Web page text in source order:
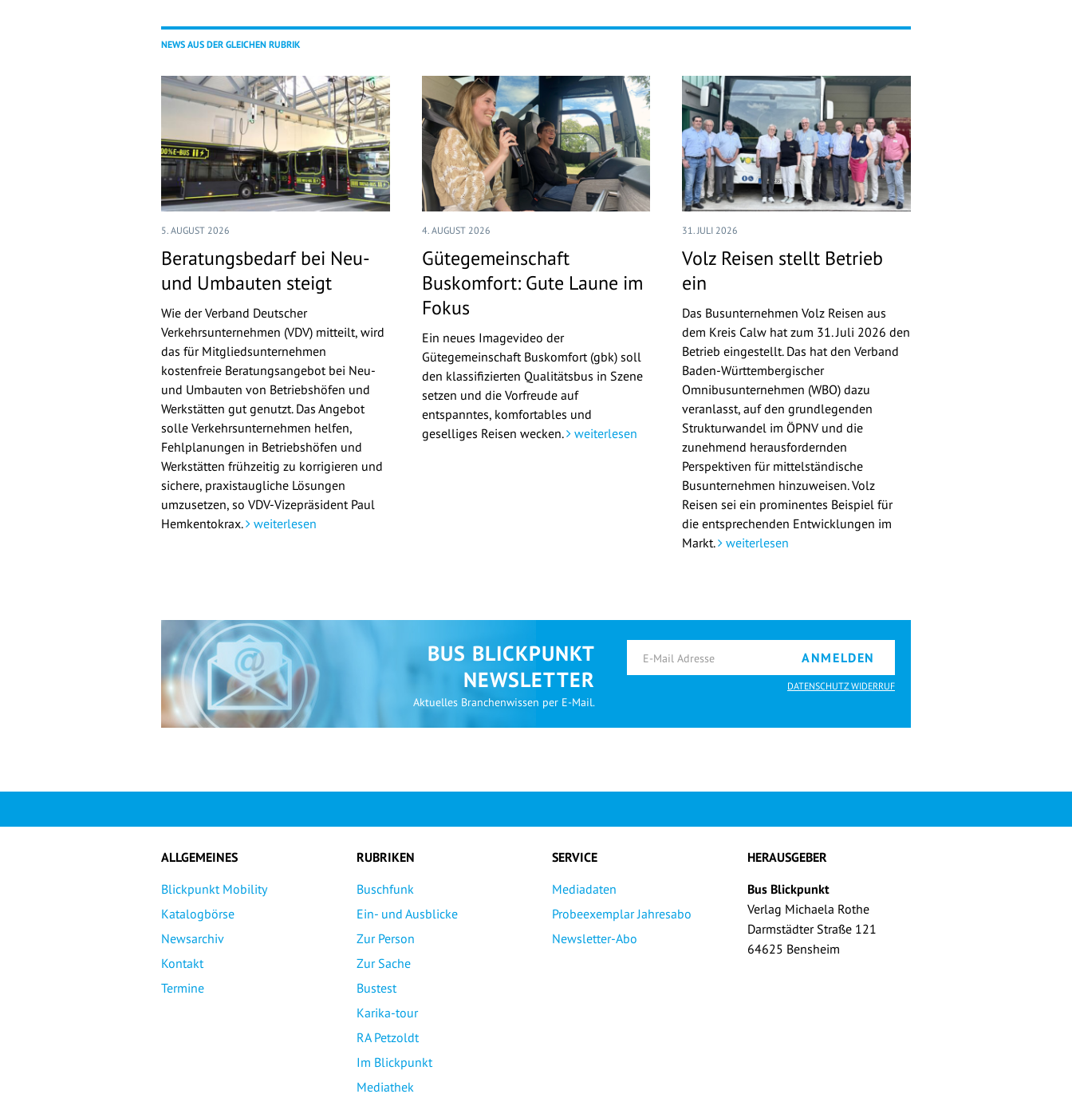
NEWS AUS DER GLEICHEN RUBRIK
5. AUGUST 2026
Beratungsbedarf bei Neu-
und Umbauten steigt
Wie der Verband Deutscher
Verkehrsunternehmen (VDV) mitteilt, wird
das für Mitgliedsunternehmen
kostenfreie Beratungsangebot bei Neu-
und Umbauten von Betriebshöfen und
Werkstätten gut genutzt. Das Angebot
solle Verkehrsunternehmen helfen,
Fehlplanungen in Betriebshöfen und
Werkstätten frühzeitig zu korrigieren und
sichere, praxistaugliche Lösungen
umzusetzen, so VDV-Vizepräsident Paul
Hemkentokrax.
weiterlesen
4. AUGUST 2026
Gütegemeinschaft
Buskomfort: Gute Laune im
Fokus
Ein neues Imagevideo der
Gütegemeinschaft Buskomfort (gbk) soll
den klassifizierten Qualitätsbus in Szene
setzen und die Vorfreude auf
entspanntes, komfortables und
geselliges Reisen wecken. weiterlesen
31. JULI 2026
Volz Reisen stellt Betrieb
ein
Das Busunternehmen Volz Reisen aus
dem Kreis Calw hat zum 31. Juli 2026 den
Betrieb eingestellt. Das hat den Verband
Baden-Württembergischer
Omnibusunternehmen (WBO) dazu
veranlasst, auf den grundlegenden
Strukturwandel im ÖPNV und die
zunehmend herausfordernden
Perspektiven für mittelständische
Busunternehmen hinzuweisen. Volz
Reisen sei ein prominentes Beispiel für
die entsprechenden Entwicklungen im
Markt. weiterlesen
BUS BLICKPUNKT
NEWSLETTER
Aktuelles Branchenwissen per E-Mail.
ANMELDEN
DATENSCHUTZ WIDERRUF
ALLGEMEINES
Blickpunkt Mobility
Katalogbörse
Newsarchiv
Kontakt
Termine
RUBRIKEN
Buschfunk
Ein- und Ausblicke
Zur Person
Zur Sache
Bustest
Karika-tour
RA Petzoldt
Im Blickpunkt
Mediathek
SERVICE
Mediadaten
Probeexemplar Jahresabo
Newsletter-Abo
HERAUSGEBER
Bus Blickpunkt
Verlag Michaela Rothe
Darmstädter Straße 121
64625 Bensheim